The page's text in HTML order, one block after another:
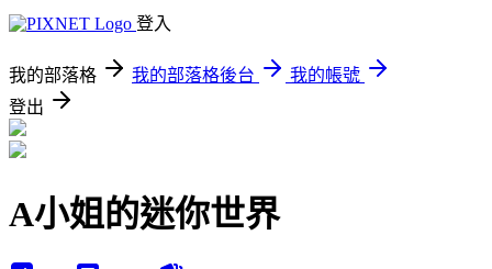
登入
我的部落格 我的部落格後台
我的帳號
登出
A小姐的迷你世界